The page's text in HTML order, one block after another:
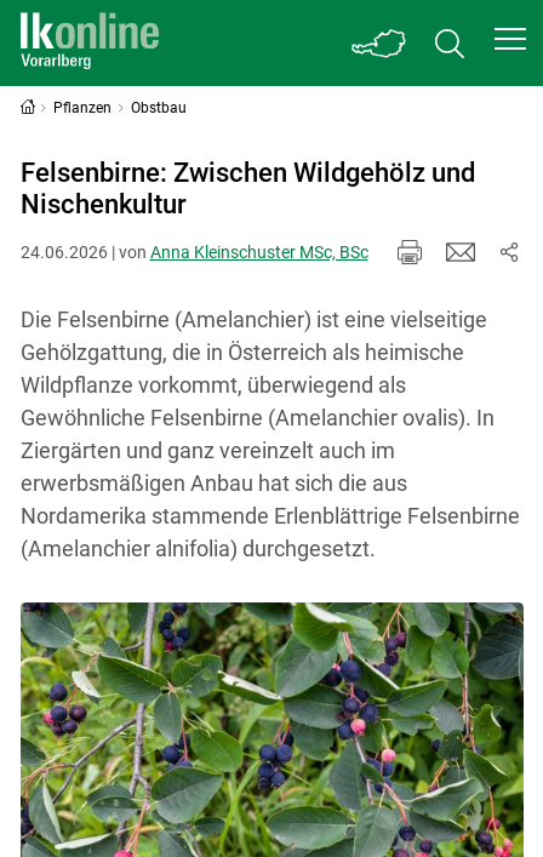
Pflanzen Obstbau
Felsenbirne: Zwischen Wildgehölz und
Nischenkultur
24.06.2026 | von Anna Kleinschuster MSc, BSc
Die Felsenbirne (Amelanchier) ist eine vielseitige
Gehölzgattung, die in Österreich als heimische
Wildpflanze vorkommt, überwiegend als
Gewöhnliche Felsenbirne (Amelanchier ovalis). In
Ziergärten und ganz vereinzelt auch im
erwerbsmäßigen Anbau hat sich die aus
Nordamerika stammende Erlenblättrige Felsenbirne
(Amelanchier alnifolia) durchgesetzt.